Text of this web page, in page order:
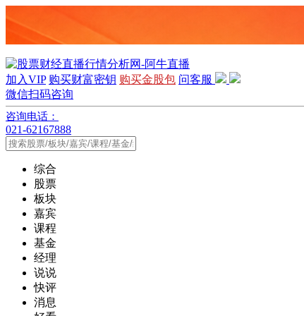
加入VIP 购买财富密钥 购买金股包 问客服
微信扫码咨询
咨询电话：
021-62167888
综合
股票
板块
嘉宾
课程
基金
经理
说说
快评
消息